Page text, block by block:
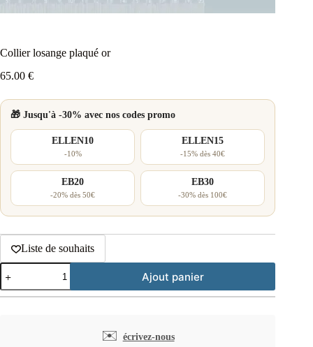
Collier losange plaqué or
65.00 €
🎁 Jusqu'à -30% avec nos codes promo
ELLEN10
-10%
ELLEN15
-15% dès 40€
EB20
-20% dès 50€
EB30
-30% dès 100€
Liste de souhaits
quantité
de
Collier
Ajout panier
✉️ écrivez-nous